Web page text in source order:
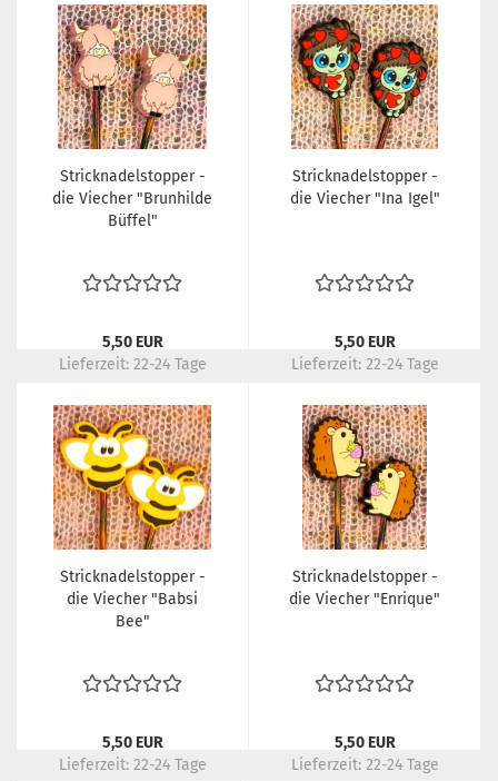
Stricknadelstopper -
die Viecher "Brunhilde
Büffel"
5,50 EUR
Lieferzeit: 22-24 Tage
Stricknadelstopper -
die Viecher "Ina Igel"
5,50 EUR
Lieferzeit: 22-24 Tage
Stricknadelstopper -
die Viecher "Babsi
Bee"
5,50 EUR
Lieferzeit: 22-24 Tage
Stricknadelstopper -
die Viecher "Enrique"
5,50 EUR
Lieferzeit: 22-24 Tage